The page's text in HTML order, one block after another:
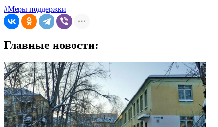
#Меры поддержки
Главные новости: